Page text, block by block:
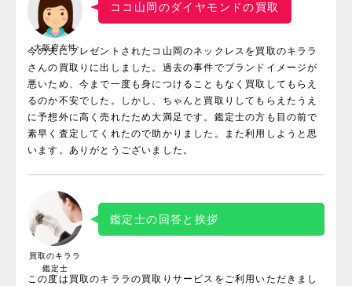
大阪府女性
ココ山岡のダイヤモンドの買取
今の夫にプレゼントされたコ山岡のネックレスを買取のキララ
さんの買取りに出しました。過去の事件でブランドイメージが
悪いため、今まで一度も身につけることもなく買取してもらえ
るのか不安でした。しかし、ちゃんと買取りしてもらえたうえ
に予想外に高く売れたため大満足です。鑑定士の方も目の前で
素早く査定してくれたので助かりました。また利用しようと思
います。ありがとうございました。
買取のキララ
鑑定士
鑑定士の回答と挨拶
この度は買取のキララの買取りサービスをご利用いただきまし